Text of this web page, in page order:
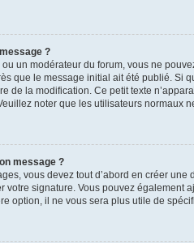
?
un modérateur du forum, vous ne
que le message initial ait été publié. Si
de la modification. Ce petit texte
noter que les utilisateurs normaux
message ?
vous devez tout d’abord en créer
votre signature. Vous pouvez
option, il ne vous sera plus utile de